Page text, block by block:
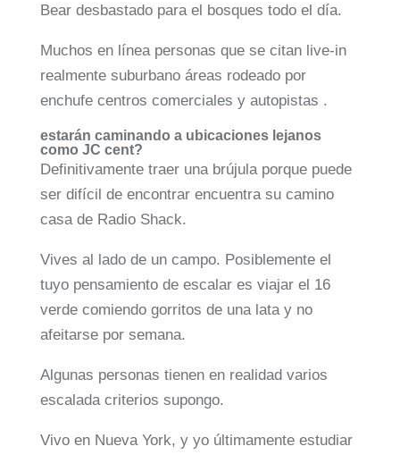
Bear desbastado para el bosques todo el día.
Muchos en línea personas que se citan live-in
realmente suburbano áreas rodeado por
enchufe centros comerciales y autopistas .
estarán caminando a ubicaciones lejanos
como JC cent?
Definitivamente traer una brújula porque puede
ser difícil de encontrar encuentra su camino
casa de Radio Shack.
Vives al lado de un campo. Posiblemente el
tuyo pensamiento de escalar es viajar el 16
verde comiendo gorritos de una lata y no
afeitarse por semana.
Algunas personas tienen en realidad varios
escalada criterios supongo.
Vivo en Nueva York, y yo últimamente estudiar